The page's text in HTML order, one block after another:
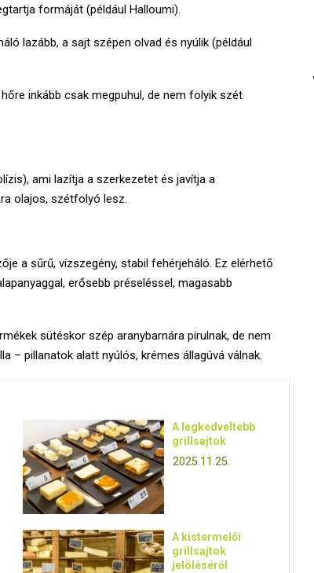
formáját (például Halloumi).
lazább, a sajt szépen olvad és nyúlik (például
inkább csak megpuhul, de nem folyik szét
ami lazítja a szerkezetet és javítja a
olajos, szétfolyó lesz.
a sűrű, vízszegény, stabil fehérjeháló. Ez elérhető
erősebb préseléssel, magasabb
sütéskor szép aranybarnára pirulnak, de nem
– pillanatok alatt nyúlós, krémes állagúvá válnak.
A legkedveltebb
grillsajtok
2025.11.25.
A kistermelői
grillsajtok
jelöléséről